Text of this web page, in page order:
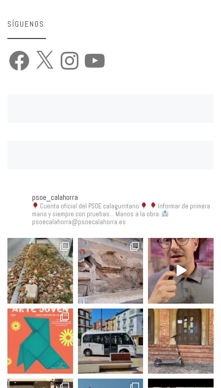
SÍGUENOS
Facebook Instagram YouTube
psoe_calahorra
Cuenta oficial del PSOE calagurritano
Informar de primera
mano y siempre con pruebas... Manos a la obra.
psoecalahorra@psoecalahorra.es